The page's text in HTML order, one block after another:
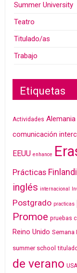
Summer University
Teatro
Titulado/as
Trabajo
Etiquetas
Actividades Alemania
comunicación
EEUU enhance
Prácticas
inglés internacional
Postgrado practicas
Promoe pruebas
Reino Unido Semana
summer school
de verano USA